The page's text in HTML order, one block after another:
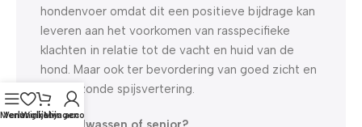
hondenvoer omdat dit een positieve bijdrage kan
leveren aan het voorkomen van rasspecifieke
klachten in relatie tot de vacht en huid van de
hond. Maar ook ter bevordering van goed zicht en
een gezonde spijsvertering.
Menu
Verlanglijst
Winkelwagen
Mijn account